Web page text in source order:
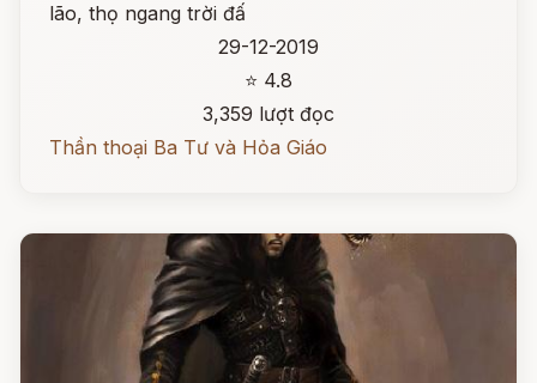
lão, thọ ngang trời đấ
29-12-2019
⭐ 4.8
3,359 lượt đọc
Thần thoại Ba Tư và Hỏa Giáo